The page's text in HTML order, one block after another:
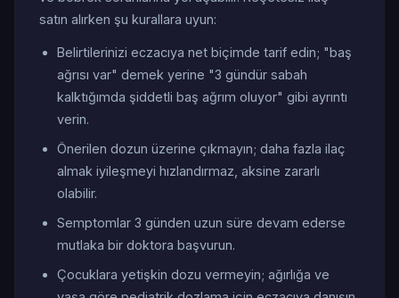
satın alırken şu kurallara uyun:
Belirtilerinizi eczacıya net biçimde tarif edin; "baş
ağrısı var" demek yerine "3 gündür sabah
kalktığımda şiddetli baş ağrım oluyor" gibi ayrıntı
verin.
Önerilen dozun üzerine çıkmayın; daha fazla ilaç
almak iyileşmeyi hızlandırmaz, aksine zararlı
olabilir.
Semptomlar 3 günden uzun süre devam ederse
mutlaka bir doktora başvurun.
Çocuklara yetişkin dozu vermeyin; ağırlığa ve